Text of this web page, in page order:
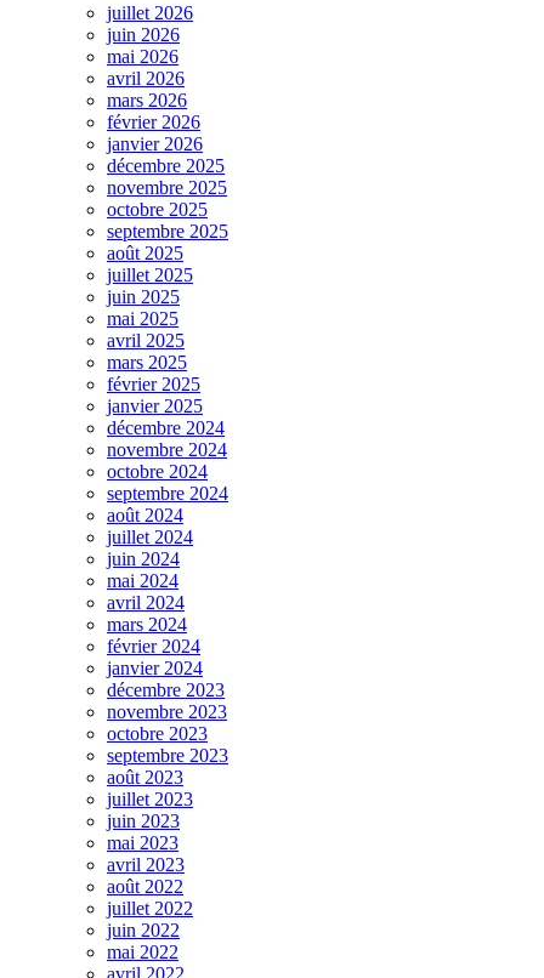
juillet 2026
juin 2026
mai 2026
avril 2026
mars 2026
février 2026
janvier 2026
décembre 2025
novembre 2025
octobre 2025
septembre 2025
août 2025
juillet 2025
juin 2025
mai 2025
avril 2025
mars 2025
février 2025
janvier 2025
décembre 2024
novembre 2024
octobre 2024
septembre 2024
août 2024
juillet 2024
juin 2024
mai 2024
avril 2024
mars 2024
février 2024
janvier 2024
décembre 2023
novembre 2023
octobre 2023
septembre 2023
août 2023
juillet 2023
juin 2023
mai 2023
avril 2023
août 2022
juillet 2022
juin 2022
mai 2022
avril 2022